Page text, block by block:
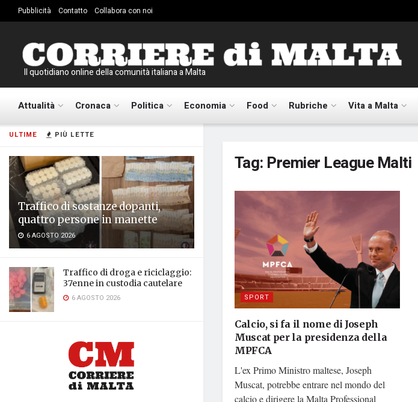
ULTIME PIÙ LETTE
Traffico di sostanze dopanti,
quattro persone in manette
6 AGOSTO 2026
Traffico di droga e riciclaggio:
37enne in custodia cautelare
6 AGOSTO 2026
Pubblicità Contatto Collabora con noi
Il quotidiano online della comunità italiana a Malta
Attualità Cronaca Politica Economia Food Rubriche Vita a Malta
Tag: Premier League Malti
SPORT
Calcio, si fa il nome di Joseph
Muscat per la presidenza della
MPFCA
L'ex Primo Ministro maltese, Joseph
Muscat, potrebbe entrare nel mondo del
calcio e dirigere la Malta Professional